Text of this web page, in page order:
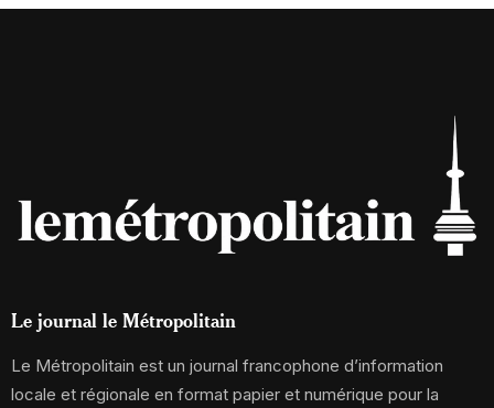
Le journal le Métropolitain
Le Métropolitain est un journal francophone d’information
locale et régionale en format papier et numérique pour la